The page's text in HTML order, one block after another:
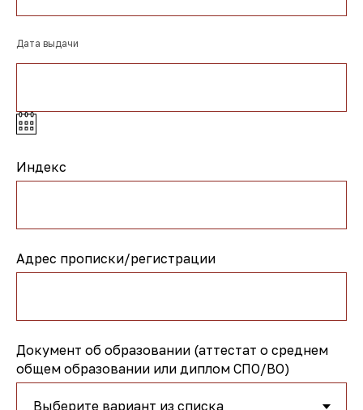
Дата выдачи
Индекс
Адрес прописки/регистрации
Документ об образовании (аттестат о среднем
общем образовании или диплом СПО/ВО)